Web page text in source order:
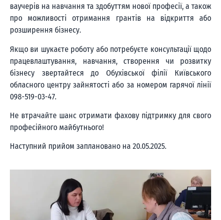
ваучерів на навчання та здобуттям нової професії, а також
про можливості отримання грантів на відкриття або
розширення бізнесу.
Якщо ви шукаєте роботу або потребуєте консультації щодо
працевлаштування, навчання, створення чи розвитку
бізнесу звертайтеся до Обухівської філії Київського
обласного центру зайнятості або за номером гарячої лінії
098-519-03-47.
Не втрачайте шанс отримати фахову підтримку для свого
професійного майбутнього!
Наступний прийом заплановано на 20.05.2025.